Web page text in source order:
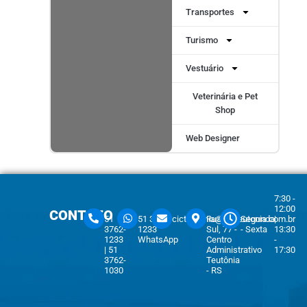
Transportes
Turismo
Vestuário
Veterinária e Pet
Shop
Web Designer
CONTATO
51
3762-
1233
| 51
3762-
1030
51 3762-
1233
WhatsApp
cicteutonia@cicteutonia.com.br
Rua Um
Sul, 77 -
Centro
Administrativo
Teutônia
- RS
Segunda
- Sexta
7:30 -
12:00
|
13:30
-
17:30